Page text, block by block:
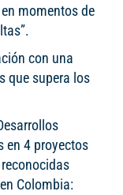
momentos de
con una
que supera los
en 4 proyectos
Colombia: